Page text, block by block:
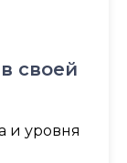
своей
и уровня